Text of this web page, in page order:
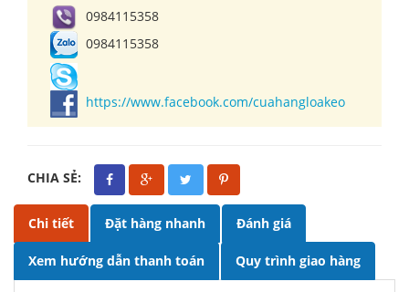
0984115358
0984115358
https://www.facebook.com/cuahangloakeo
CHIA SẺ:
Chi tiết Đặt hàng nhanh Đánh giá
Xem hướng dẫn thanh toán Quy trình giao hàng